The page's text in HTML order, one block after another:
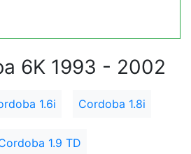
6K 1993 - 2002
1.6i Cordoba 1.8i
1.9 TD